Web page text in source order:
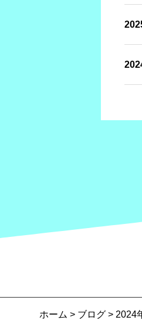
ホーム> ブログ > 2024